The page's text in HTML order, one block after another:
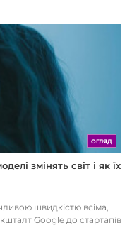
ОГЛЯД
змінять світ і як їх
швидкістю всіма,
Google до стартапів